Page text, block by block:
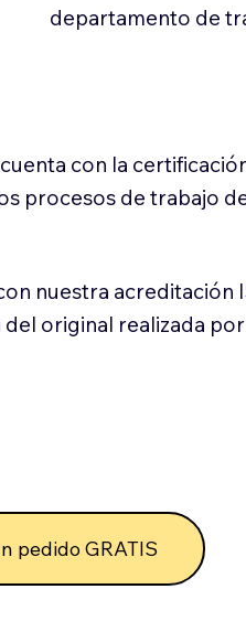
departamento de
con la
procesos de trabajo
nuestra acreditación
original realizada
pedido GRATIS